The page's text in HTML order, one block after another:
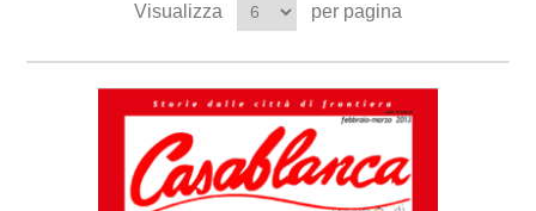
Visualizza per pagina